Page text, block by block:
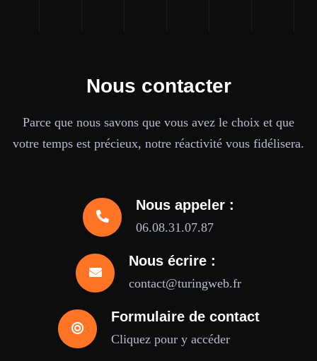
Nous contacter
Parce que nous savons que vous avez le choix et que
votre temps est précieux, notre réactivité vous fidélisera.
Nous appeler :
06.08.31.07.87
Nous écrire :
contact@turingweb.fr
Formulaire de contact
Cliquez pour y accéder